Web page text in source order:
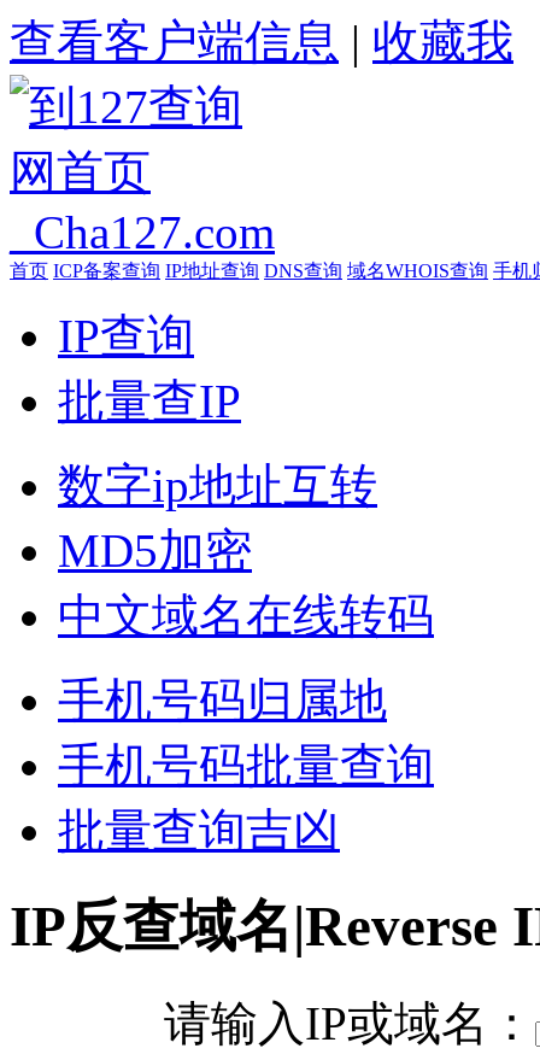
查看客户端信息 | 收藏我
首页 ICP备案查询 IP地址查询 DNS查询 域名WHOIS查询 手机
IP查询
批量查IP
数字ip地址互转
MD5加密
中文域名在线转码
手机号码归属地
手机号码批量查询
批量查询吉凶
IP反查域名|Reverse
请输入IP或域名：